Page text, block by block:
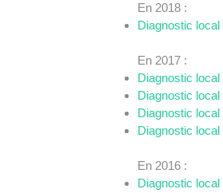
En 2018 :
Diagnostic
En 2017 :
Diagnostic
Diagnostic
Diagnostic
Diagnostic
En 2016 :
Diagnostic